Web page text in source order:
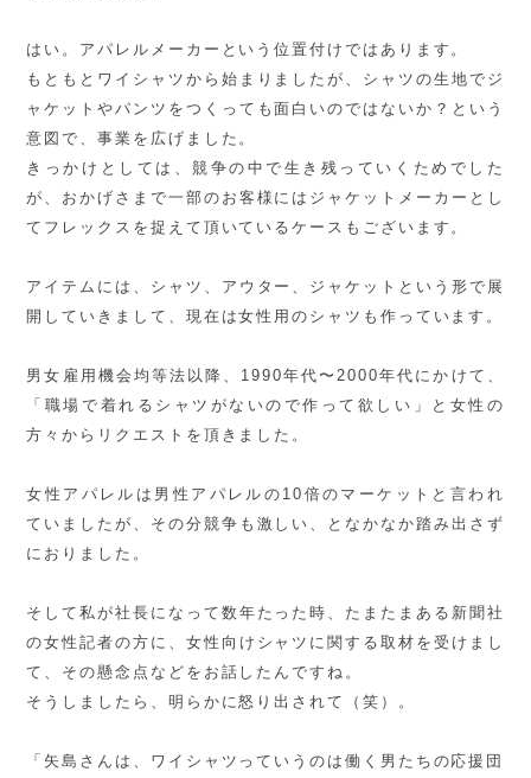
はい。アパレルメーカーという位置付けではあります。
もともとワイシャツから始まりましたが、シャツの生地でジ
ャケットやパンツをつくっても面白いのではないか？という
意図で、事業を広げました。
きっかけとしては、競争の中で生き残っていくためでした
が、おかげさまで一部のお客様にはジャケットメーカーとし
てフレックスを捉えて頂いているケースもございます。
アイテムには、シャツ、アウター、ジャケットという形で展
開していきまして、現在は女性用のシャツも作っています。
男女雇用機会均等法以降、 1990年代〜 2000年代にかけて、
「職場で着れるシャツがないので作って欲しい」と女性の
方々からリクエストを頂きました。
女性アパレルは男性アパレルの 10 倍のマーケットと言われ
ていましたが、その分競争も激しい、となかなか踏み出さず
におりました。
そして私が社長になって数年たった時、たまたまある新聞社
の女性記者の方に、女性向けシャツに関する取材を受けまし
て、その懸念点などをお話したんですね。
そうしましたら、明らかに怒り出されて（笑）。
「矢島さんは、ワイシャツっていうのは働く男たちの応援団